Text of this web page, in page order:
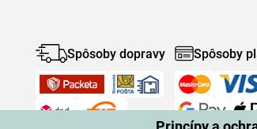
Spôsoby dopravy Spôsoby